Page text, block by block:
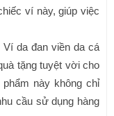
ví này, giúp việc
da đan viền da cá
tặng tuyệt vời cho
này không chỉ
cầu sử dụng hàng